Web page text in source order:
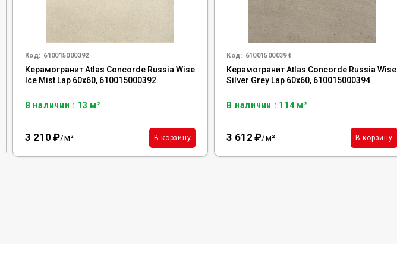
Код: 610015000392
Керамогранит Atlas Concorde Russia Wise
Ice Mist Lap 60x60, 610015000392
В наличии : 13 м²
3 210 ₽/м² В корзину
Код: 610015000394
Керамогранит Atlas Concorde Russia Wise
Silver Grey Lap 60x60, 610015000394
В наличии : 114 м²
3 612 ₽/м² В корзину